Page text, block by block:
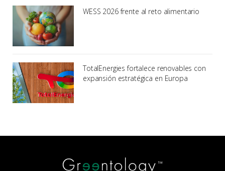
WESS 2026 frente al reto alimentario
TotalEnergies fortalece renovables con
expansión estratégica en Europa